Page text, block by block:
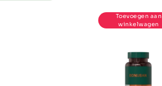
Toevoegen aan
winkelwagen